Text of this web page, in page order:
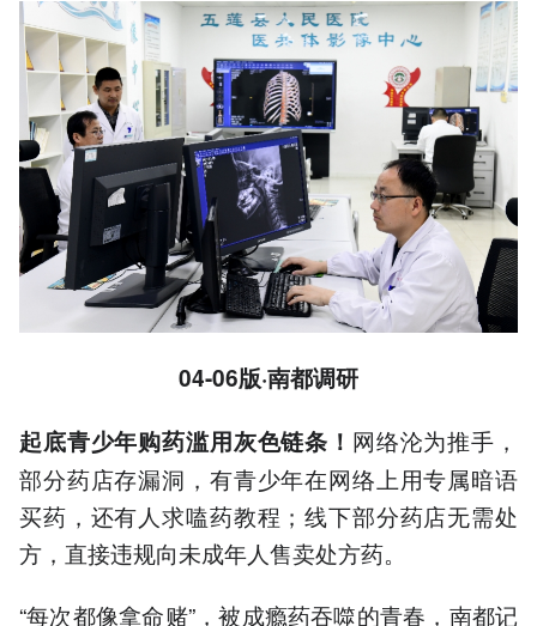
04-06版·南都调研
起底青少年购药滥用灰色链条！ 网络沦为推手，
部分药店存漏洞，有青少年在网络上用专属暗语
买药，还有人求嗑药教程；线下部分药店无需处
方，直接违规向未成年人售卖处方药。
“每次都像拿命赌”，被成瘾药吞噬的青春，南都记